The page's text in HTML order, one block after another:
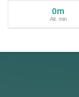
0m
Alt. min